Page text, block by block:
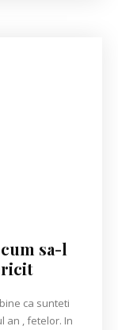
sa-l
ca sunteti
an , fetelor. In